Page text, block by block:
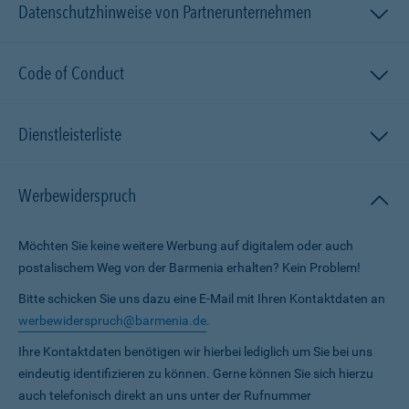
Datenschutzhinweise von Partnerunternehmen
Code of Conduct
Dienstleisterliste
Werbewiderspruch
Möchten Sie keine weitere Werbung auf digitalem oder auch
postalischem Weg von der Barmenia erhalten? Kein Problem!
Bitte schicken Sie uns dazu eine E-Mail mit Ihren Kontaktdaten an
werbewiderspruch@barmenia.de.
Ihre Kontaktdaten benötigen wir hierbei lediglich um Sie bei uns
eindeutig identifizieren zu können. Gerne können Sie sich hierzu
auch telefonisch direkt an uns unter der Rufnummer